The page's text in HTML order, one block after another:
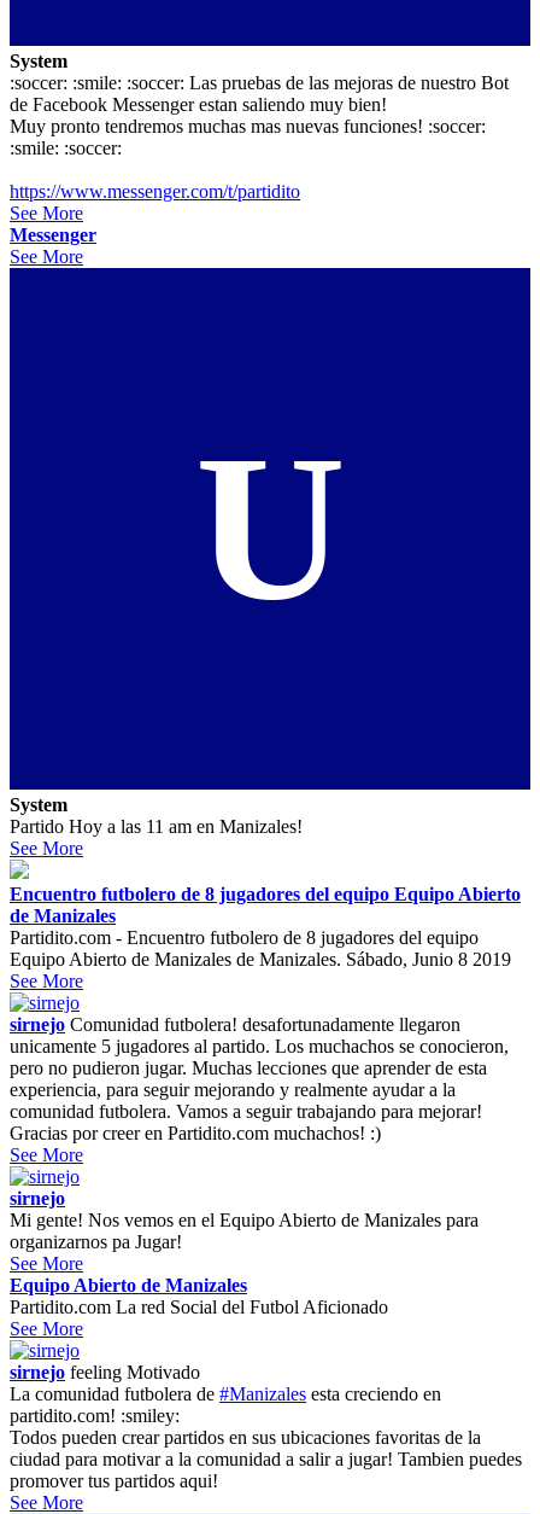
System
:soccer: :smile: :soccer: Las pruebas de las mejoras de nuestro Bot
de Facebook Messenger estan saliendo muy bien!
Muy pronto tendremos muchas mas nuevas funciones! :soccer:
:smile: :soccer:
https://www.messenger.com/t/partidito
See More
Messenger
See More
U
System
Partido Hoy a las 11 am en Manizales!
See More
Encuentro futbolero de 8 jugadores del equipo Equipo Abierto
de Manizales
Partidito.com - Encuentro futbolero de 8 jugadores del equipo
Equipo Abierto de Manizales de Manizales. Sábado, Junio 8 2019
See More
sirnejo Comunidad futbolera! desafortunadamente llegaron
unicamente 5 jugadores al partido. Los muchachos se conocieron,
pero no pudieron jugar. Muchas lecciones que aprender de esta
experiencia, para seguir mejorando y realmente ayudar a la
comunidad futbolera. Vamos a seguir trabajando para mejorar!
Gracias por creer en Partidito.com muchachos! :)
See More
sirnejo
Mi gente! Nos vemos en el Equipo Abierto de Manizales para
organizarnos pa Jugar!
See More
Equipo Abierto de Manizales
Partidito.com La red Social del Futbol Aficionado
See More
sirnejo feeling Motivado
La comunidad futbolera de #Manizales esta creciendo en
partidito.com! :smiley:
Todos pueden crear partidos en sus ubicaciones favoritas de la
ciudad para motivar a la comunidad a salir a jugar! Tambien puedes
promover tus partidos aqui!
See More